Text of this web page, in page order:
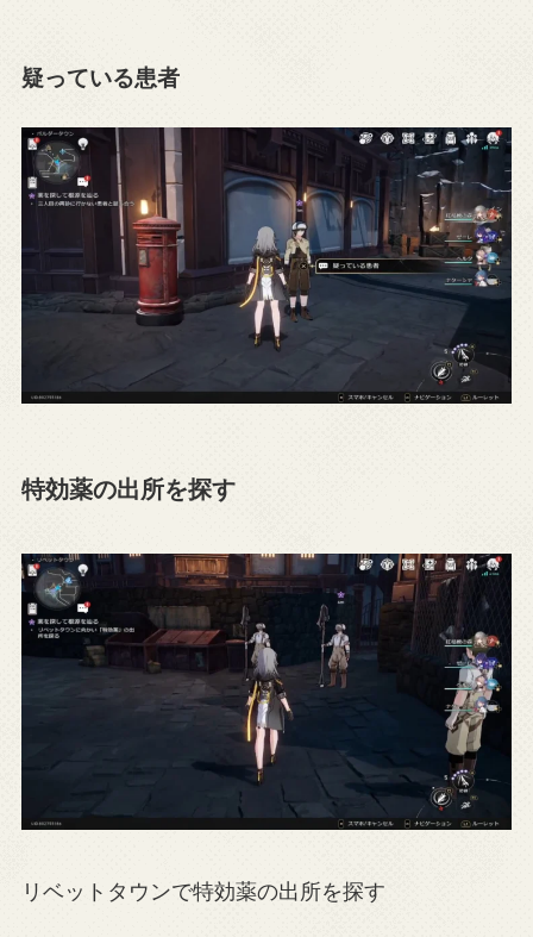
疑っている患者
特効薬の出所を探す
リベットタウンで特効薬の出所を探す